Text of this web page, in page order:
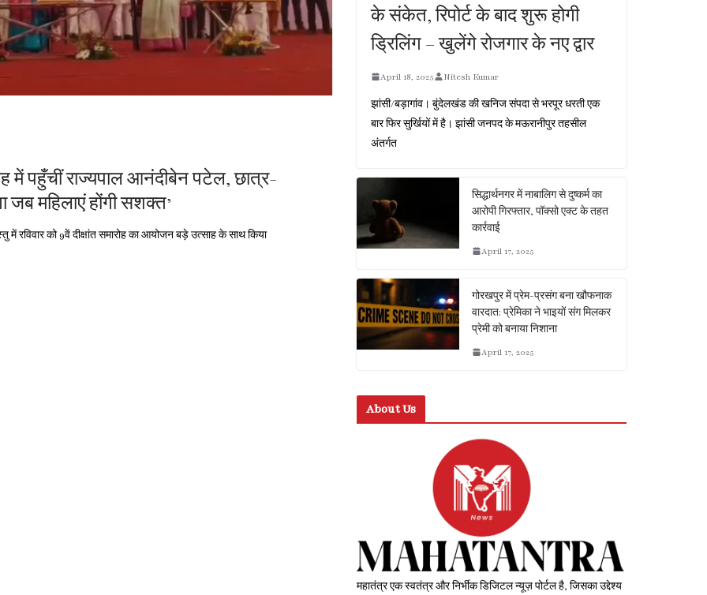
में पहुँचीं राज्यपाल आनंदीबेन पटेल, छात्र-
महिलाएं होंगी सशक्त’
में रविवार को 9वें दीक्षांत समारोह का आयोजन बड़े उत्साह के साथ किया
के संकेत, रिपोर्ट के बाद शुरू होगी
ड्रिलिंग – खुलेंगे रोजगार के नए द्वार
April 18, 2025 Nitesh Kumar
झांसी/बड़ागांव। बुंदेलखंड की खनिज संपदा से भरपूर धरती एक
बार फिर सुर्खियों में है। झांसी जनपद के मऊरानीपुर तहसील
अंतर्गत
सिद्धार्थनगर में नाबालिग से दुष्कर्म का
आरोपी गिरफ्तार, पॉक्सो एक्ट के तहत
कार्रवाई
April 17, 2025
गोरखपुर में प्रेम-प्रसंग बना खौफनाक
वारदात: प्रेमिका ने भाइयों संग मिलकर
प्रेमी को बनाया निशाना
April 17, 2025
About Us
महातंत्र एक स्वतंत्र और निर्भीक डिजिटल न्यूज़ पोर्टल है, जिसका उद्देश्य